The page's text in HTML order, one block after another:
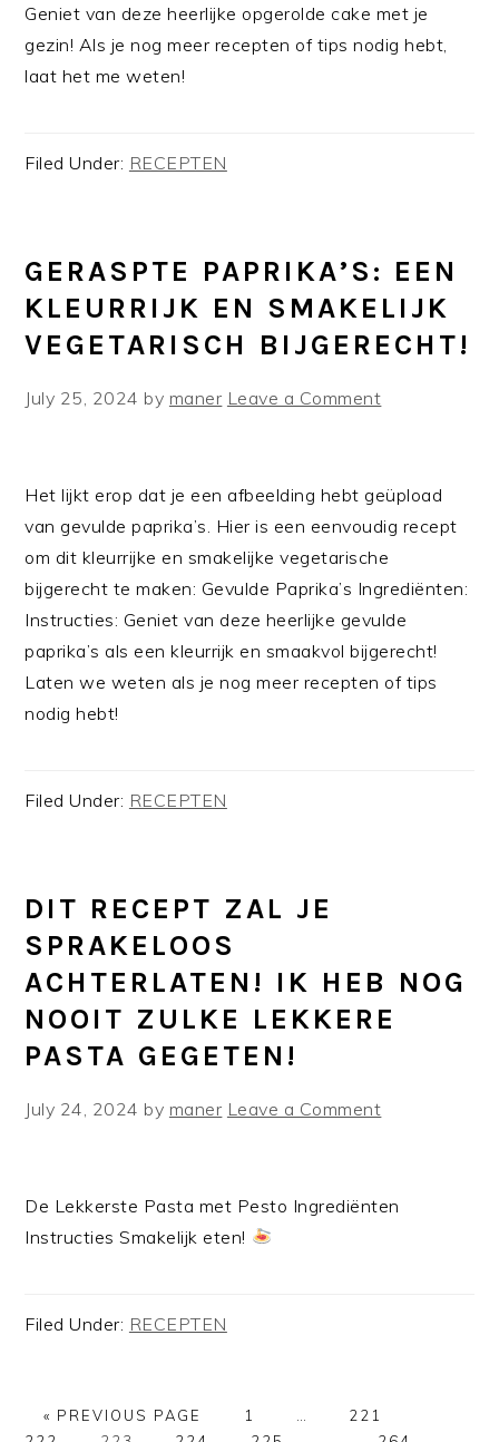
Geniet van deze heerlijke opgerolde cake met je
gezin! Als je nog meer recepten of tips nodig hebt,
laat het me weten!
Filed Under: RECEPTEN
GERASPTE PAPRIKA’S: EEN
KLEURRIJK EN SMAKELIJK
VEGETARISCH BIJGERECHT!
July 25, 2024 by maner Leave a Comment
Het lijkt erop dat je een afbeelding hebt geüpload
van gevulde paprika’s. Hier is een eenvoudig recept
om dit kleurrijke en smakelijke vegetarische
bijgerecht te maken: Gevulde Paprika’s Ingrediënten:
Instructies: Geniet van deze heerlijke gevulde
paprika’s als een kleurrijk en smaakvol bijgerecht!
Laten we weten als je nog meer recepten of tips
nodig hebt!
Filed Under: RECEPTEN
DIT RECEPT ZAL JE
SPRAKELOOS
ACHTERLATEN! IK HEB NOG
NOOIT ZULKE LEKKERE
PASTA GEGETEN!
July 24, 2024 by maner Leave a Comment
De Lekkerste Pasta met Pesto Ingrediënten
Instructies Smakelijk eten!
Filed Under: RECEPTEN
« GO
PREVIOUS PAGE
GO
1
GO
221